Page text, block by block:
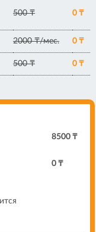
500 ₸ 0 ₸
2000 ₸/мес. 0 ₸
500 ₸ 0 ₸
8500 ₸
0 ₸